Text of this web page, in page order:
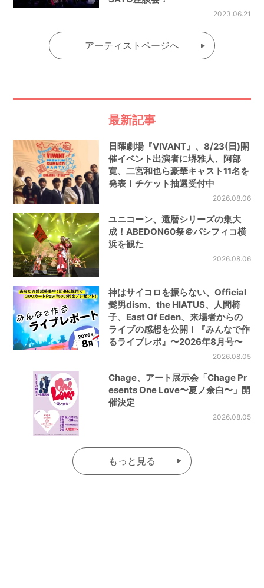
2023.06.21
アーティストページへ
最新記事
日曜劇場『VIVANT』、8/23(日)開
催イベント出演者に堺雅人、阿部
寛、二宮和也ら豪華キャスト11名を
発表！チケット抽選受付中
2026.08.06
ユニコーン、還暦シリーズの集大
成！ABEDON60祭＠パシフィコ横
浜を観た
2026.08.06
神はサイコロを振らない、Official
髭男dism、the HIATUS、人間椅
子、East Of Eden、来場者からの
ライブの感想を公開！『みんなで作
るライブレポ』〜2026年8月号〜
2026.08.05
Chage、アート展示会「Chage Pr
esents One Love〜夏ノ余白〜」開
催決定
2026.08.05
もっと見る